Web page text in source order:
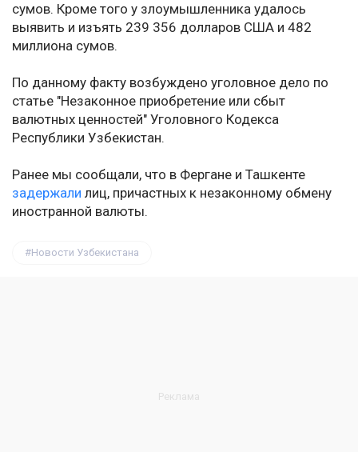
сумов. Кроме того у злоумышленника удалось
выявить и изъять 239 356 долларов США и 482
миллиона сумов.
По данному факту возбуждено уголовное дело по
статье "Незаконное приобретение или сбыт
валютных ценностей" Уголовного Кодекса
Республики Узбекистан.
Ранее мы сообщали, что в Фергане и Ташкенте
задержали лиц, причастных к незаконному обмену
иностранной валюты.
Новости Узбекистана